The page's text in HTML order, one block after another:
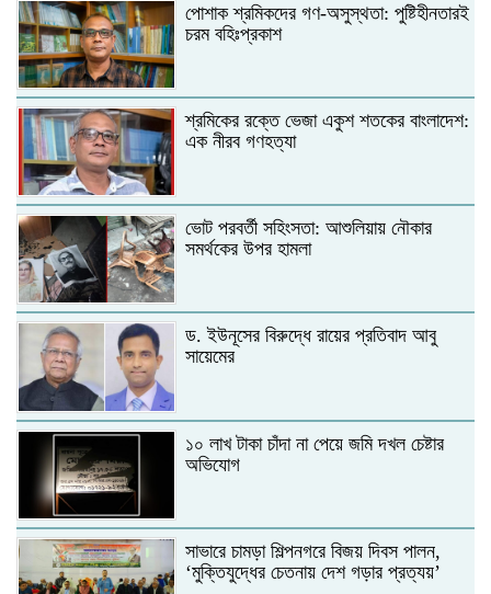
পোশাক শ্রমিকদের গণ-অসুস্থতা: পুষ্টিহীনতারই
চরম বহিঃপ্রকাশ
শ্রমিকের রক্তে ভেজা একুশ শতকের বাংলাদেশ:
এক নীরব গণহত্যা
ভোট পরবর্তী সহিংসতা: আশুলিয়ায় নৌকার
সমর্থকের উপর হামলা
ড. ইউনূসের বিরুদ্ধে রায়ের প্রতিবাদ আবু
সায়েমের
১০ লাখ টাকা চাঁদা না পেয়ে জমি দখল চেষ্টার
অভিযোগ
সাভারে চামড়া শিল্পনগরে বিজয় দিবস পালন,
‘মুক্তিযুদ্ধের চেতনায় দেশ গড়ার প্রত্যয়’